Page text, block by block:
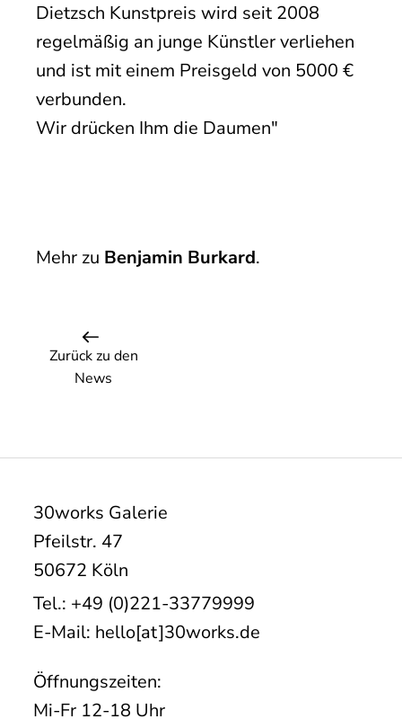
Dietzsch Kunstpreis wird seit 2008
regelmäßig an junge Künstler verliehen
und ist mit einem Preisgeld von 5000 €
verbunden.
Wir drücken Ihm die Daumen"
Mehr zu Benjamin Burkard.
Zurück zu den
News
30works Galerie
Pfeilstr. 47
50672 Köln
Tel.: +49 (0)221-33779999
E-Mail: hello[at]30works.de
Öffnungszeiten:
Mi-Fr 12-18 Uhr